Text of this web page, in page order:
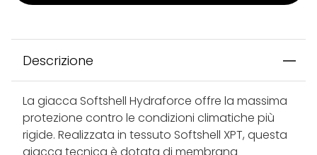
Descrizione
La giacca Softshell Hydraforce offre la massima
protezione contro le condizioni climatiche più
rigide. Realizzata in tessuto Softshell XPT, questa